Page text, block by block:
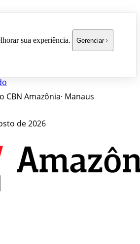
sua experiência. Gerenciar
CBN Amazônia· Manaus
de 2026